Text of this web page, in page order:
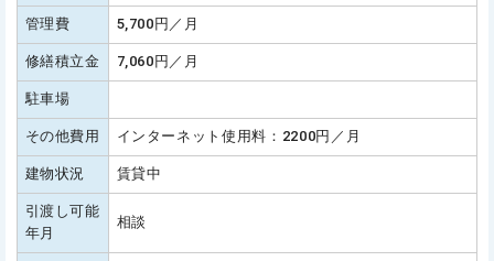
管理費 5,700円／月
修繕積立金 7,060円／月
駐車場
その他費用 インターネット使用料：2200円／月
建物状況 賃貸中
引渡し可能
年月
相談